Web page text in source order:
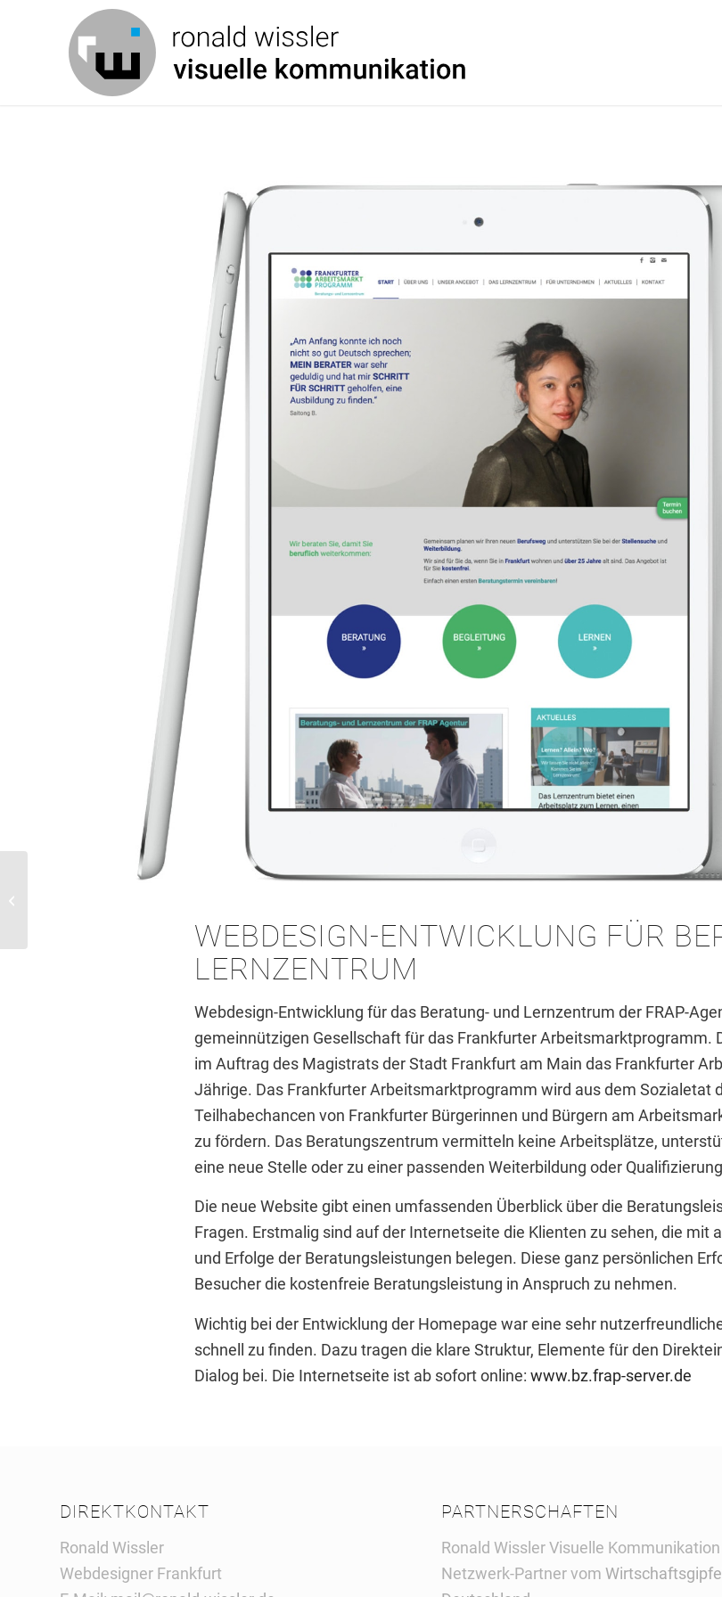
WEBDESIGN-ENTWICKLUNG FÜR
LERNZENTRUM
Webdesign-Entwicklung für das Beratung- und Lernzentrum der FRAP-
gemeinnützigen Gesellschaft für das Frankfurter Arbeitsmarktprogramm.
im Auftrag des Magistrats der Stadt Frankfurt am Main das Frankfurter
Jährige. Das Frankfurter Arbeitsmarktprogramm wird aus dem Sozialetat
Teilhabechancen von Frankfurter Bürgerinnen und Bürgern am
zu fördern. Das Beratungszentrum vermitteln keine Arbeitsplätze,
eine neue Stelle oder zu einer passenden Weiterbildung oder
Die neue Website gibt einen umfassenden Überblick über die
Fragen. Erstmalig sind auf der Internetseite die Klienten zu sehen, die mit
und Erfolge der Beratungsleistungen belegen. Diese ganz persönlichen
Besucher die kostenfreie Beratungsleistung in Anspruch zu nehmen.
Wichtig bei der Entwicklung der Homepage war eine sehr
schnell zu finden. Dazu tragen die klare Struktur, Elemente für den
Dialog bei. Die Internetseite ist ab sofort online:www.bz.frap-server.de
DIREKTKONTAKT
Ronald Wissler
Webdesigner Frankfurt
PARTNERSCHAFTEN
Ronald Wissler Visuelle
Netzwerk-Partner vom Wirtschaftsgipfel